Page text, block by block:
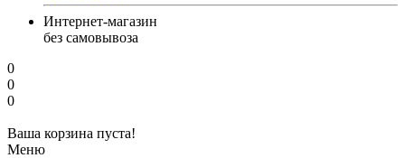
Интернет-магазин
без самовывоза
0
0
0
Ваша корзина пуста!
Меню